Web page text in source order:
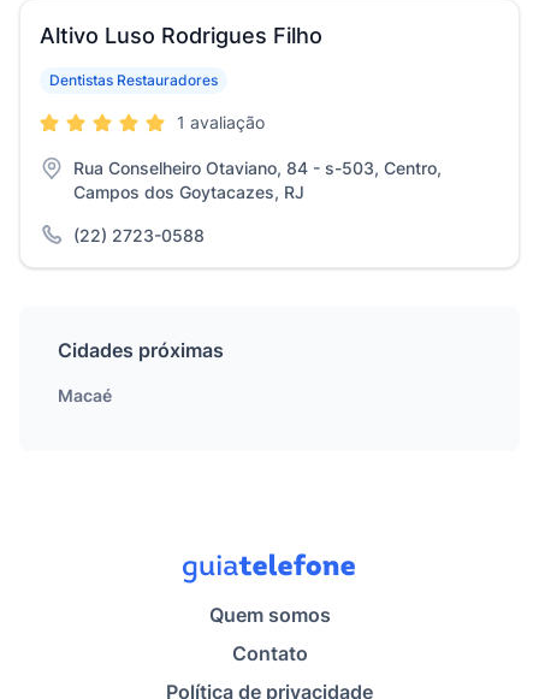
Altivo Luso Rodrigues Filho
Dentistas Restauradores
1 avaliação
Rua Conselheiro Otaviano, 84 - s-503, Centro,
Campos dos Goytacazes, RJ
(22) 2723-0588
Cidades próximas
Macaé
Quem somos
Contato
Política de privacidade